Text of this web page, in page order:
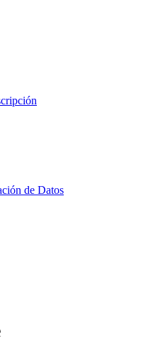
de Datos